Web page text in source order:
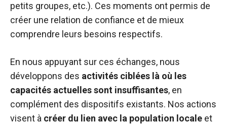
petits groupes, etc.). Ces moments ont permis de
créer une relation de confiance et de mieux
comprendre leurs besoins respectifs.
En nous appuyant sur ces échanges, nous
développons des activités ciblées là où les
capacités actuelles sont insuffisantes, en
complément des dispositifs existants. Nos actions
visent à créer du lien avec la population locale et